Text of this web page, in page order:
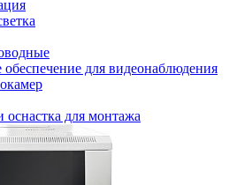
для видеонаблюдения
оснастка для монтажа